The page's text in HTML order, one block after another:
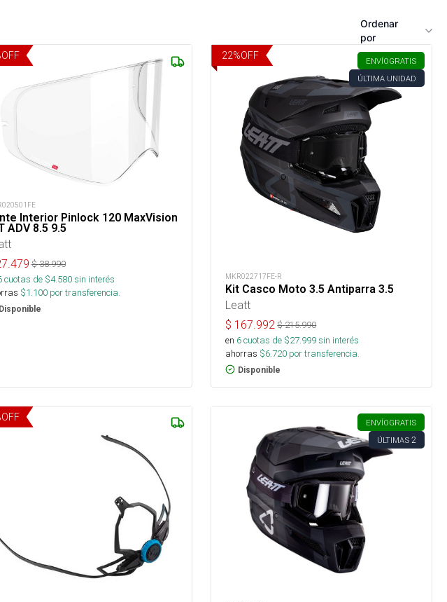
Ordenar
por
OFF
Interior Pinlock 120 MaxVision
ADV 8.5 9.5
$38.990
cuotas de $4.580sin interés
$1.100por transferencia.
Disponible
22%OFF ENVÍOGRATIS
ÚLTIMA UNIDAD
MKR022717FE-R
Kit Casco Moto 3.5 Antiparra 3.5
Leatt
$ 167.992 $215.990
en 6cuotas de $27.999sin interés
ahorras $6.720 por transferencia.
Disponible
OFF ENVÍOGRATIS
ÚLTIMAS 2